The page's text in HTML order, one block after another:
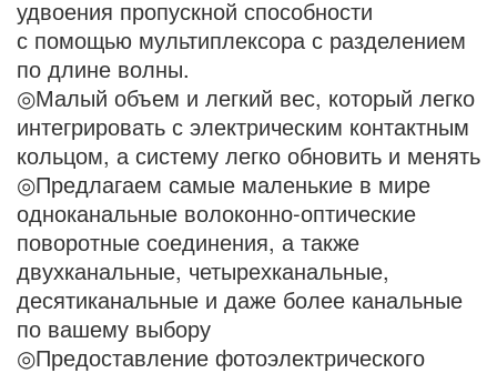
удвоения пропускной способности
с помощью мультиплексора с разделением
по длине волны.
◎Малый объем и легкий вес, который легко
интегрировать с электрическим контактным
кольцом, а систему легко обновить и менять
◎Предлагаем самые маленькие в мире
одноканальные волоконно-оптические
поворотные соединения, а также
двухканальные, четырехканальные,
десятиканальные и даже более канальные
по вашему выбору
◎Предоставление фотоэлектрического